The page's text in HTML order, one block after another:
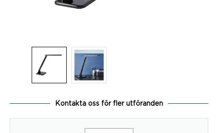
Kontakta oss för fler utföranden